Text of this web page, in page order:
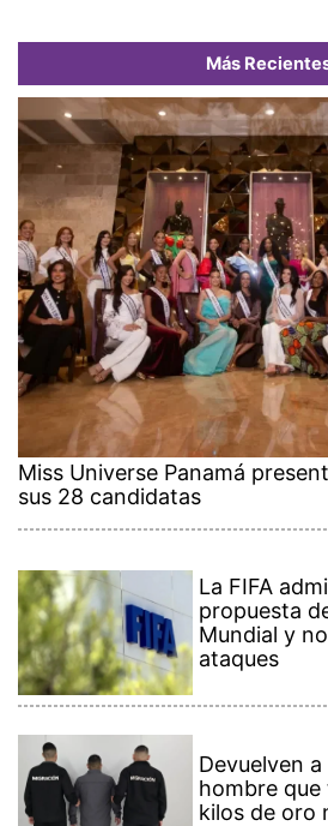
Más
Miss Universe Panamá
sus 28 candidatas
La FIFA
propuesta
Mundial y
ataques
Devuelven
hombre
kilos de oro